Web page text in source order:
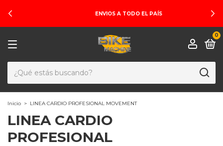
ENVIOS A TODO EL PAÍS
0
Inicio > LINEA CARDIO PROFESIONAL MOVEMENT
LINEA CARDIO
PROFESIONAL